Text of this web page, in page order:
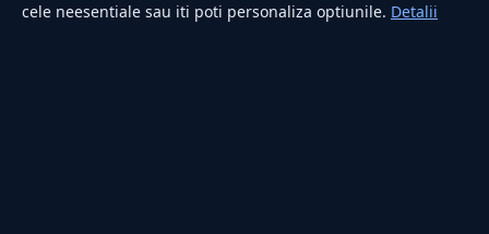
RUBRICI
cele neesentiale sau iti poti personaliza optiunile. Detalii